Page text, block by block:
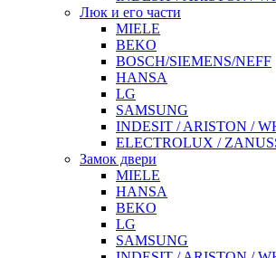
Люк и его части
MIELE
BEKO
BOSCH/SIEMENS/NEFF
HANSA
LG
SAMSUNG
INDESIT / ARISTON /
ELECTROLUX /
Замок двери
MIELE
HANSA
BEKO
LG
SAMSUNG